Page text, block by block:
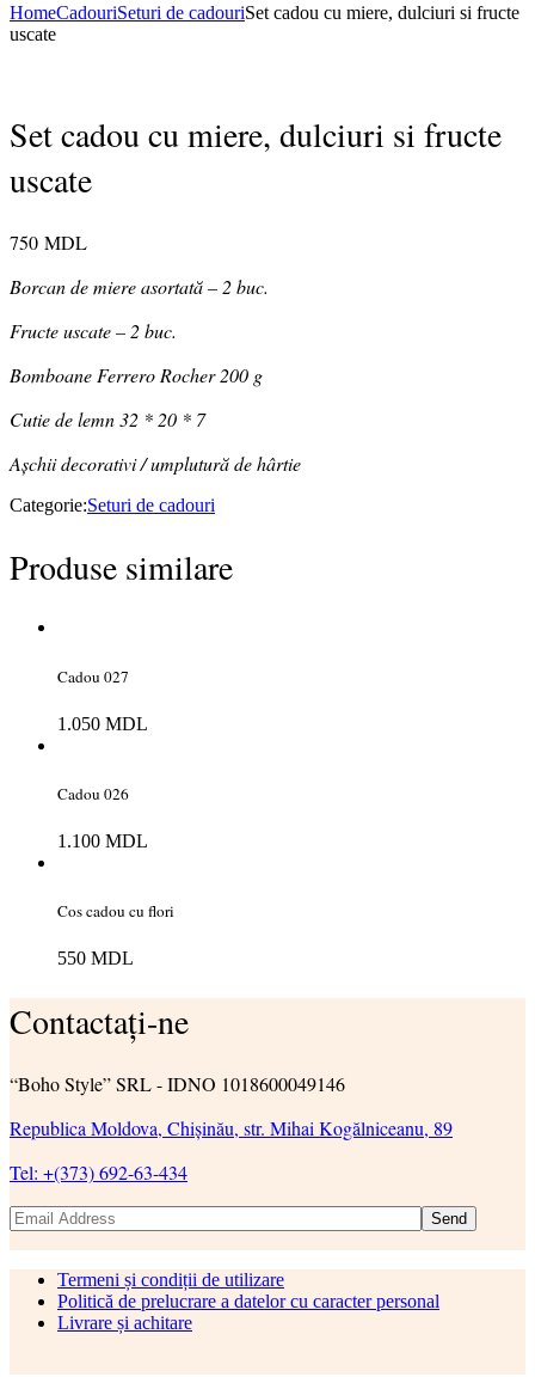
HomeCadouriSeturi de cadouriSet cadou cu miere, dulciuri si fructe
uscate
Set cadou cu miere, dulciuri si fructe
uscate
750 MDL
Borcan de miere asortată – 2 buc.
Fructe uscate – 2 buc.
Bomboane Ferrero Rocher 200 g
Cutie de lemn 32 * 20 * 7
Așchii decorativi / umplutură de hârtie
Categorie:Seturi de cadouri
Produse similare
Cadou 027
1.050 MDL
Cadou 026
1.100 MDL
Cos cadou cu flori
550 MDL
Contactați-ne
“Boho Style” SRL - IDNO 1018600049146
Republica Moldova, Chișinău, str. Mihai Kogălniceanu, 89
Tel: +(373) 692-63-434
Send
Termeni și condiții de utilizare
Politică de prelucrare a datelor cu caracter personal
Livrare și achitare